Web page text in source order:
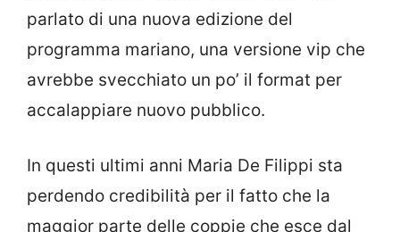
parlato di una nuova edizione del
programma mariano, una versione vip che
avrebbe svecchiato un po’ il format per
accalappiare nuovo pubblico.
In questi ultimi anni Maria De Filippi sta
perdendo credibilità per il fatto che la
maggior parte delle coppie che esce dal